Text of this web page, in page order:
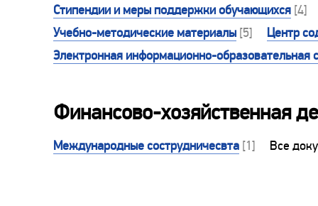
Стипендии и меры поддержки обучающихся [4]
Учебно-методические материалы [5]
Центр
Электронная информационно-образовательная
Финансово-хозяйственная
Международные сострудничесвта [1] Все